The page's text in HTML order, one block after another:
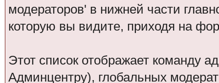
модераторов' в нижней части
которую вы видите, приходя на
Этот список отображает команду
Админцентру), глобальных